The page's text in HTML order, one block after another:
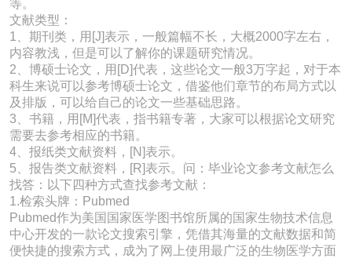
等。
文献类型：
1、期刊类，用[J]表示，一般篇幅不长，大概2000字左右，
内容教浅，但是可以了解你的课题研究情况。
2、博硕士论文，用[D]代表，这些论文一般3万字起，对于本
科生来说可以参考博硕士论文，借鉴他们章节的布局方式以
及排版，可以给自己的论文一些基础思路。
3、书籍，用[M]代表，指书籍专著，大家可以根据论文研究
需要去参考相应的书籍。
4、报纸类文献资料，[N]表示。
5、报告类文献资料，[R]表示。问：毕业论文参考文献怎么
找答：以下四种方式查找参考文献：
1.检索头牌：Pubmed
Pubmed作为美国国家医学图书馆所属的国家生物技术信息
中心开发的一款论文搜索引擎，凭借其海量的文献数据和简
便快捷的搜索方式，成为了网上使用最广泛的生物医学方面